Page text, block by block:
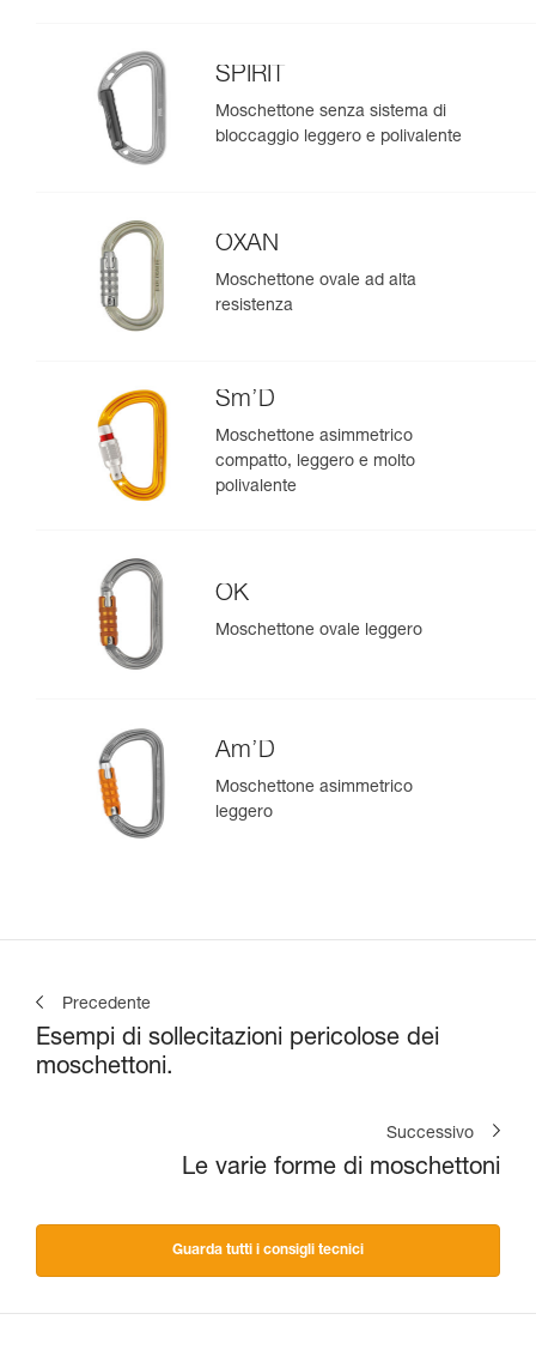
SPIRIT
Moschettone senza sistema di
bloccaggio leggero e polivalente
OXAN
Moschettone ovale ad alta
resistenza
Sm’D
Moschettone asimmetrico
compatto, leggero e molto
polivalente
OK
Moschettone ovale leggero
Am’D
Moschettone asimmetrico
leggero
Precedente
Esempi di sollecitazioni pericolose dei
moschettoni.
Successivo
Le varie forme di moschettoni
Guarda tutti i consigli tecnici